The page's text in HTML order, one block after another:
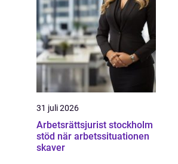
31 juli 2026
Arbetsrättsjurist stockholm
stöd när arbetssituationen
skaver